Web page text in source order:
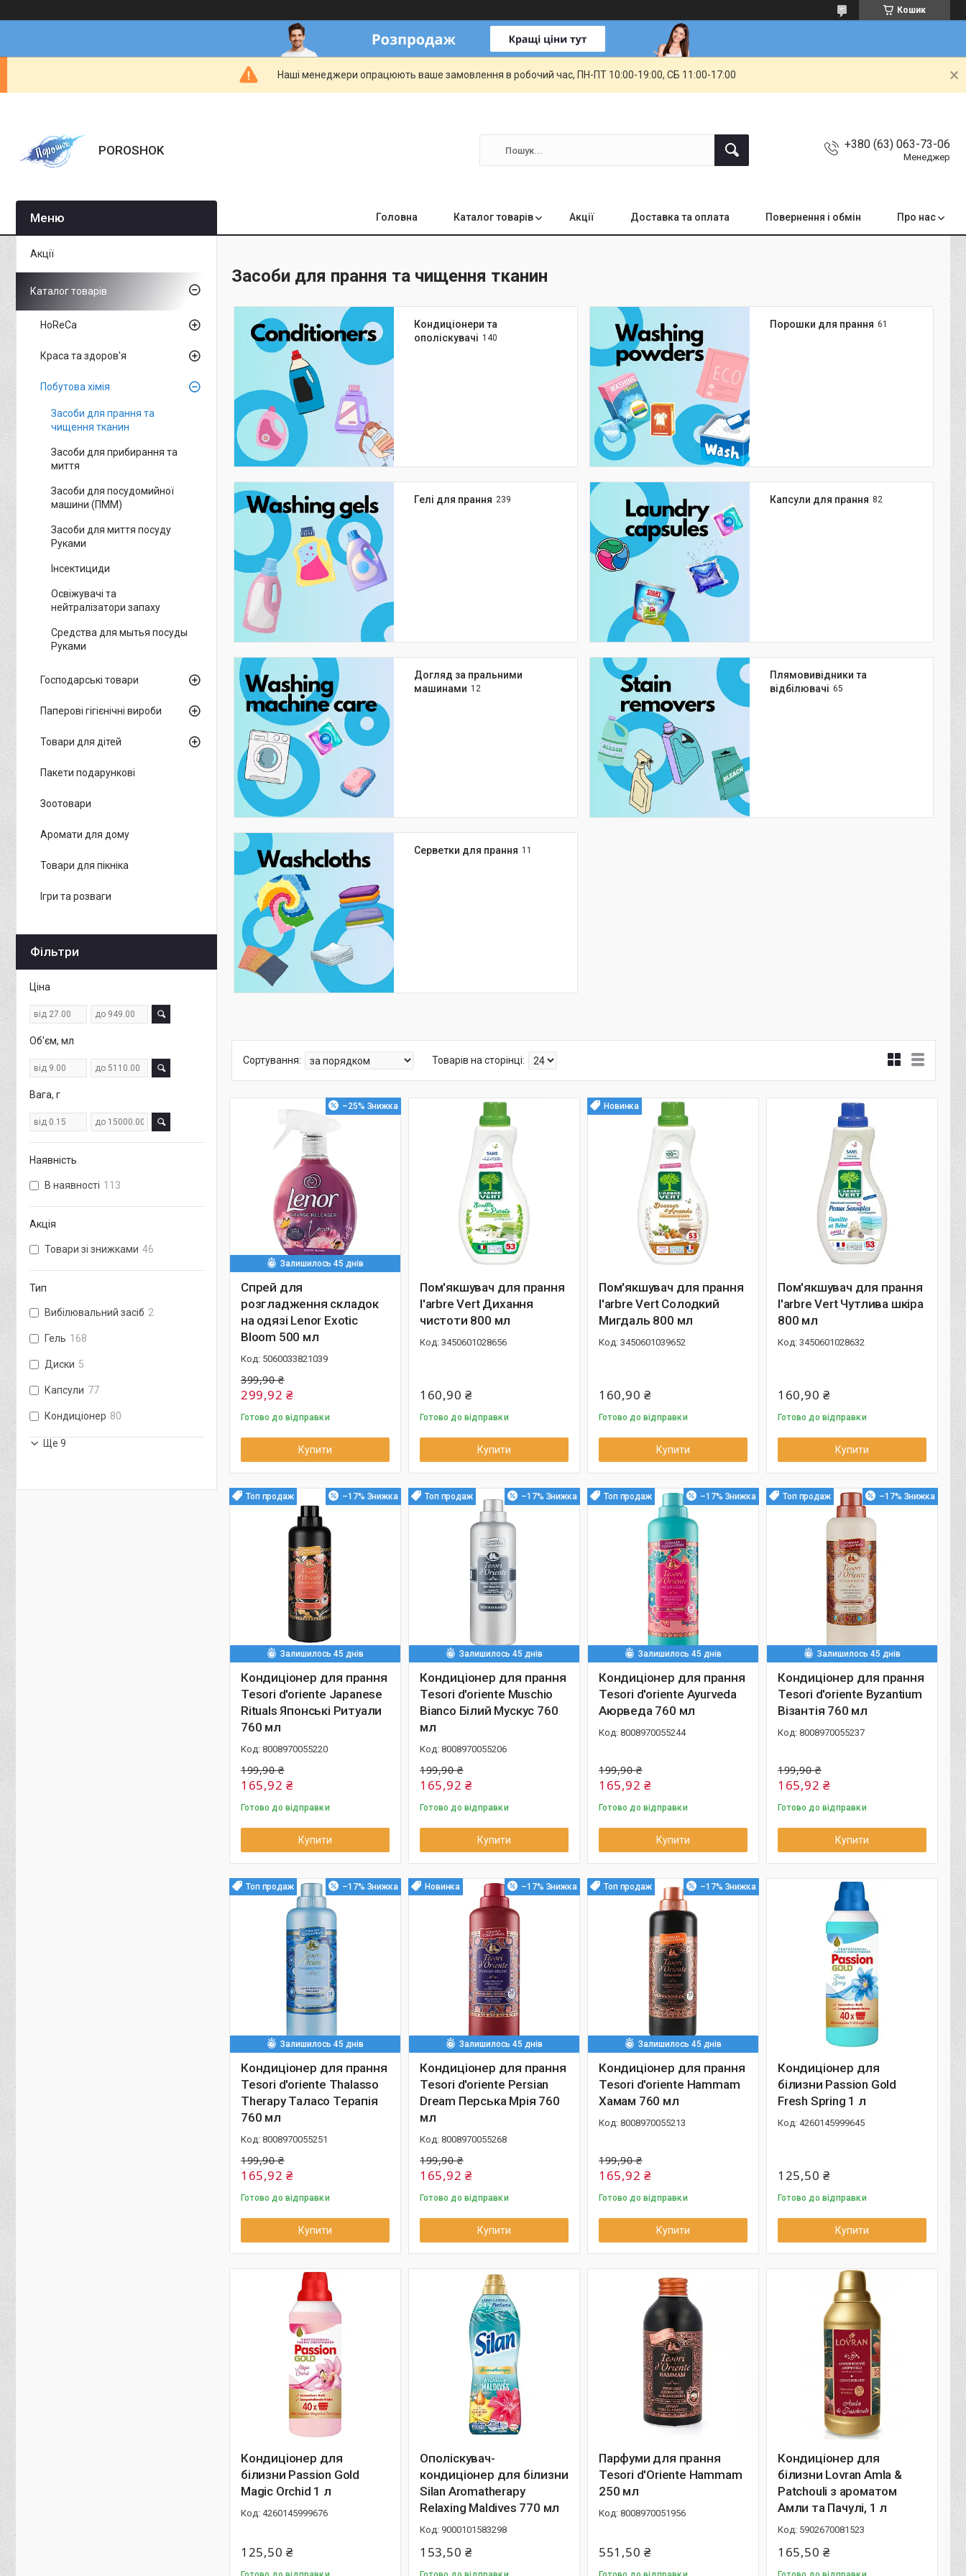
Кошик
Наші менеджери опрацюють ваше замовлення в робочий час, ПН-ПТ 10:00-19:00, СБ 11:00-17:00
POROSHOK +380 (63) 063-73-06
Менеджер
Головна Каталог товарів Акції Доставка та оплата Повернення і обмін Про нас
Засоби для прання та чищення тканин
Кондиціонери та
ополіскувачі 140
Порошки для прання 61
Гелі для прання 239 Капсули для прання 82
Догляд за пральними
машинами 12
Плямовивідники та
відбілювачі 65
Серветки для прання 11
–25%
Залишилось 45 днів
Спрей для
розгладження складок
на одязі Lenor Exotic
Bloom 500 мл
5060033821039
399,90 ₴
299,92 ₴
Готово до відправки
Купити
Пом'якшувач для прання
l'arbre Vert Дихання
чистоти 800 мл
3450601028656
160,90 ₴
Готово до відправки
Купити
Новинка
Пом'якшувач для прання
l'arbre Vert Солодкий
Мигдаль 800 мл
3450601039652
160,90 ₴
Готово до відправки
Купити
Пом'якшувач для прання
l'arbre Vert Чутлива шкіра
800 мл
3450601028632
160,90 ₴
Готово до відправки
Купити
Топ продаж –17%
Залишилось 45 днів
Кондиціонер для прання
Tesori d'oriente Japanese
Rituals Японські Ритуали
760 мл
8008970055220
199,90 ₴
165,92 ₴
Готово до відправки
Купити
Топ продаж –17%
Залишилось 45 днів
Кондиціонер для прання
Tesori d'oriente Muschio
Bianco Білий Мускус 760
мл
8008970055206
199,90 ₴
165,92 ₴
Готово до відправки
Купити
Топ продаж –17%
Залишилось 45 днів
Кондиціонер для прання
Tesori d'oriente Ayurveda
Аюрведа 760 мл
8008970055244
199,90 ₴
165,92 ₴
Готово до відправки
Купити
Топ продаж –17%
Залишилось 45 днів
Кондиціонер для прання
Tesori d'oriente Byzantium
Візантія 760 мл
8008970055237
199,90 ₴
165,92 ₴
Готово до відправки
Купити
Топ продаж –17%
Залишилось 45 днів
Кондиціонер для прання
Tesori d'oriente Thalasso
Therapy Таласо Терапія
760 мл
8008970055251
199,90 ₴
165,92 ₴
Готово до відправки
Купити
Новинка –17%
Залишилось 45 днів
Кондиціонер для прання
Tesori d'oriente Persian
Dream Перська Мрія 760
мл
8008970055268
199,90 ₴
165,92 ₴
Готово до відправки
Купити
Топ продаж –17%
Залишилось 45 днів
Кондиціонер для прання
Tesori d'oriente Hammam
Хамам 760 мл
8008970055213
199,90 ₴
165,92 ₴
Готово до відправки
Купити
Кондиціонер для
білизни Passion Gold
Fresh Spring 1 л
4260145999645
125,50 ₴
Готово до відправки
Купити
Кондиціонер для
білизни Passion Gold
Magic Orchid 1 л
4260145999676
125,50 ₴
Ополіскувач-
кондиціонер для білизни
Silan Aromatherapy
Relaxing Maldives 770 мл
9000101583298
153,50 ₴
Парфуми для прання
Tesori d'Oriente Hammam
250 мл
8008970051956
551,50 ₴
Кондиціонер для
білизни Lovran Amla &
Patchouli з ароматом
Амли та Пачулі, 1 л
5902670081523
165,50 ₴
Акції
Каталог товарів
HoReCa
Краса та здоров'я
Побутова хімія
Засоби для прання та
чищення тканин
Засоби для прибирання та
миття
Засоби для посудомийної
машини (ПММ)
Засоби для миття посуду
Руками
Інсектициди
Освіжувачі та
нейтралізатори запаху
Средства для мытья посуды
Руками
Господарські товари
Паперові гігієнічні вироби
Товари для дітей
Пакети подарункові
Зоотовари
Аромати для дому
Товари для пікніка
Ігри та розваги
Фільтри
Ціна
Об'єм, мл
Вага, г
Наявність
В наявності 113
Акція
Товари зі знижками 46
Тип
Вибілювальний засіб 2
Гель 168
Диски 5
Капсули 77
Кондиціонер 80
Ще 9